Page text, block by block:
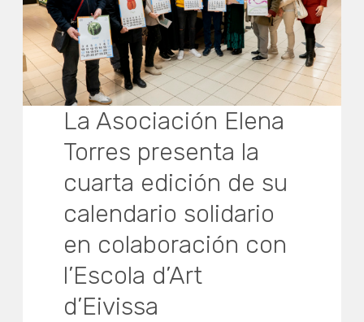
La Asociación Elena
Torres presenta la
cuarta edición de su
calendario solidario
en colaboración con
l’Escola d’Art
d’Eivissa